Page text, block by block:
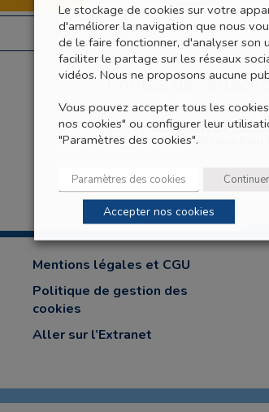
Entités de
Aumônerie de Saint-
- RAD - St Jean-Paul II
Mentions légales et CGU
Politique de gestion des
cookies
Aller sur l’Extranet
Le stockage de cookies sur votre
d'améliorer la navigation que nous
de le faire fonctionner, d'analyser son
faciliter le partage sur les réseaux
vidéos. Nous ne proposons aucune
Vous pouvez accepter tous les
nos cookies" ou configurer leur
"Paramètres des cookies".
Paramètres des cookies
Accepter nos cookies